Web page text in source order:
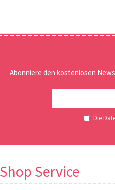
Abonniere den kostenlosen
Die
Shop Service